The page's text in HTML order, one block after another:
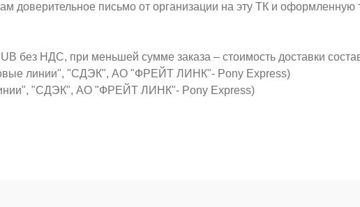
доверительное письмо от организации на эту ТК и
без НДС, при меньшей сумме заказа – стоимость доставки
линии", "СДЭК", АО "ФРЕЙТ ЛИНК"- Pony Express)
"СДЭК", АО "ФРЕЙТ ЛИНК"- Pony Express)